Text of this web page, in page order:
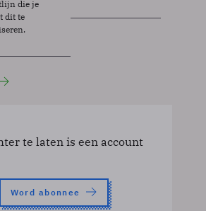
die je
dit te
te laten is een account
Word abonnee